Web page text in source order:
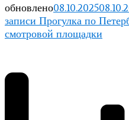
обновлено08.10.2025
записи Прогулка по
смотровой площадки